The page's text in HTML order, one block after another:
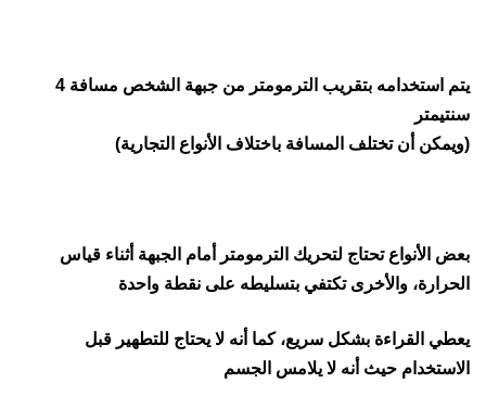
يتم استخدامه بتقريب الترمومتر من جبهة الشخص مسافة 4
سنتيمتر
(ويمكن أن تختلف المسافة باختلاف الأنواع التجارية)
بعض الأنواع تحتاج لتحريك الترمومتر أمام الجبهة أثناء قياس
الحرارة، والأخرى تكتفي بتسليطه على نقطة واحدة
يعطي القراءة بشكل سريع، كما أنه لا يحتاج للتطهير قبل
الاستخدام حيث أنه لا يلامس الجسم